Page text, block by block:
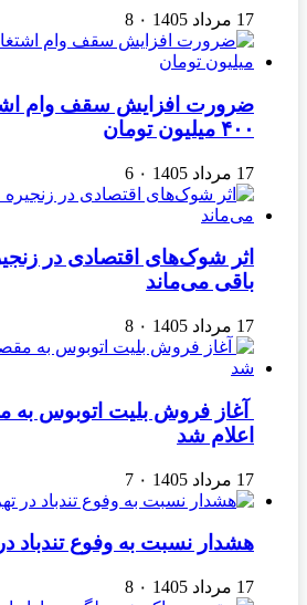
17 مرداد 1405 ۰ 8
ضرورت افزایش سقف وام
۴۰۰ میلیون تومان
17 مرداد 1405 ۰ 6
باقی می‌ماند
17 مرداد 1405 ۰ 8
آغاز فروش بلیت اتوبوس
اعلام شد
17 مرداد 1405 ۰ 7
هشدار نسبت به وفوع تندباد
17 مرداد 1405 ۰ 8